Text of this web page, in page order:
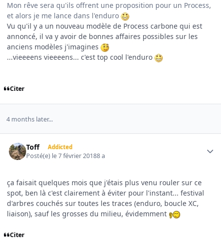
Mon rêve sera qu'ils offrent une proposition pour un Process,
et alors je me lance dans l'enduro
Vu qu'il y a un nouveau modèle de Process carbone qui est
annoncé, il va y avoir de bonnes affaires possibles sur les
anciens modèles j'imagines
...vieeeens vieeeens... c'est top cool l'enduro
Citer
4 months later...
Toff Addicted
Posté(e) le 7 février 20188 a
ça faisait quelques mois que j'étais plus venu rouler sur ce
spot, ben là c'est clairement à éviter pour l'instant... festival
d'arbres couchés sur toutes les traces (enduro, boucle XC,
liaison), sauf les grosses du milieu, évidemment
Citer